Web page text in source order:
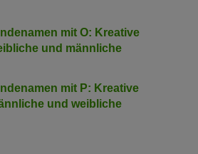
mit O: Kreative
und männliche
mit P: Kreative
und weibliche